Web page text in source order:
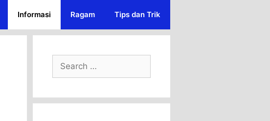
Informasi Ragam Tips dan Trik
Search
for: